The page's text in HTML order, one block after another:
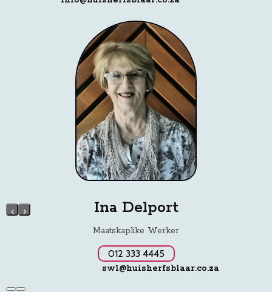
‹ › Ina Delport
Maatskaplike Werker
012 333 4445
sw1@huisherfsblaar.co.za